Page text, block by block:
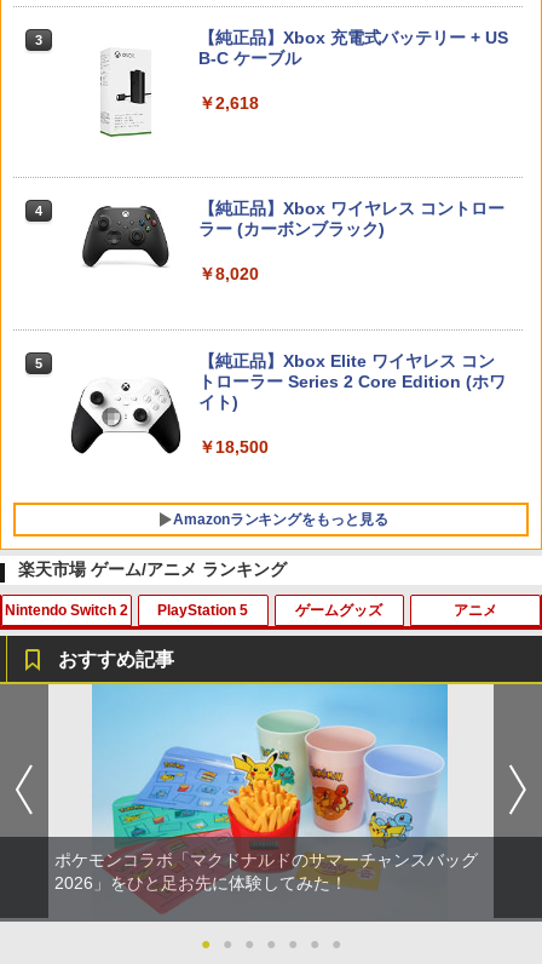
ニンテンドープリペイド番号 9000円|オ
ニンテンドープリペイド番号 5000円|オ
ンラインコード版
￥5,000
J) PlayStation 5
【純正品】DualSense ワイヤレスコン
ZCT2J01)
【純正品】DualSense ワイヤレスコン
3
【純正品】Xbox 充電式バッテリー + US
B-C ケーブル
￥2,618
4
【純正品】Xbox ワイヤレス コントロー
ラー (カーボンブラック)
￥8,020
5
【純正品】Xbox Elite ワイヤレス コン
トローラー Series 2 Core Edition (ホワ
イト)
￥18,500
Amazonランキングをもっと見る
1
【Amazon.co.jp限定】劇場版モノノ怪
(オリジナル特典:オリジナル巾着＋メー
カー特典:【坤と離】二振りの剣、十翼よ
り来たる！スタジオ描き下ろしイラスト
ボード付) [Blu-ray]
￥10,780
劇場版「鬼滅の刃」無限城編 第一章 猗
￥3,964
楽天市場 ゲーム/アニメ ランキング
Nintendo Switch 2
スーパーボンバーマン コレクション Nin
tendo Switch 2 Edition
￥5,920
【08/11発売★予約】[メール便OK]【新
品】【NS2】The Elder Scrolls IV: Obli
vion Remastered - Deluxe Edition[予
約品]
PlayStation 5
【当店独自で＋P10倍★要エントリー】
【中古】[PS5] EA SPORTS FC 24 エレ
クトロニック・アーツ (20230929)
￥700
PS5 コントローラー用 シリコンカバー P
5保護カバー シリコンプロテクト プレイ
ステーション5 周辺機器 グリップ 滑り止
ゲームグッズ
【中古】トモダチコレクション
￥466
[Switch] あつまれ どうぶつの森 ハッ
ピーホームパラダイス （ダウンロード
￥2,500
アニメ
【中古】【未使用品】モアナと伝説の海
MovieNEX [DVDのみ]
￥2,780
【中古】【未使用品】モアナと伝説の海
2 [DVDのみ]
￥3,480
おすすめ記事
ポケモンコラボ「マクドナルドのサマーチャンスバッグ
2026」をひと足お先に体験してみた！
● ● ● ● ● ● ●